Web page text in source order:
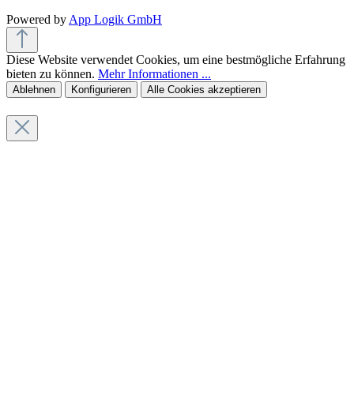
Powered by App Logik GmbH
Diese Website verwendet Cookies, um eine bestmögliche Erfahrung
bieten zu können. Mehr Informationen ...
Ablehnen Konfigurieren Alle Cookies akzeptieren